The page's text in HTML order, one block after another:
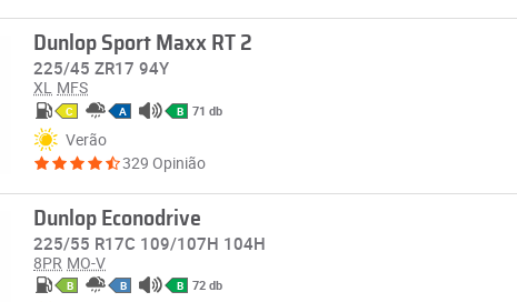
Dunlop Sport Maxx RT 2
225/45 ZR17 94Y
XL MFS
C A B 71 db
Verão
329 Opinião
Dunlop Econodrive
225/55 R17C 109/107H 104H
8PR MO-V
B B B 72 db